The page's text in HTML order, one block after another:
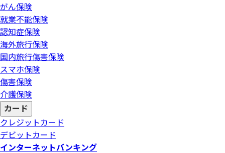
がん保険
就業不能保険
認知症保険
海外旅行保険
国内旅行傷害保険
スマホ保険
傷害保険
介護保険
カード
クレジットカード
デビットカード
インターネットバンキング